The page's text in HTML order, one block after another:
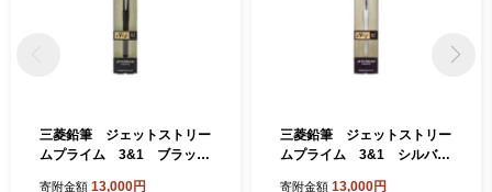
三菱鉛筆 ジェットストリー
ムプライム 3&1 ブラック
寄附金額 13,000円
三菱鉛筆 ジェットストリー
ムプライム 3&1 シルバー
寄附金額 13,000円